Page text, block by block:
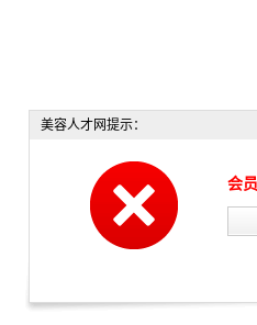
美容人才网提示：
会